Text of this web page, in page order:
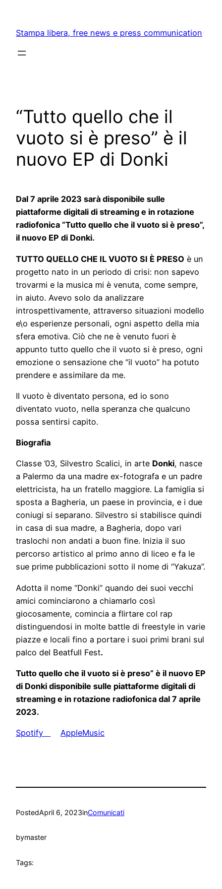
content
Stampa libera, free news e press communication
“Tutto quello che il
vuoto si è preso” è il
nuovo EP di Donki
Dal 7 aprile 2023 sarà disponibile sulle
piattaforme digitali di streaming e in rotazione
radiofonica “Tutto quello che il vuoto si è preso”,
il nuovo EP di Donki.
TUTTO QUELLO CHE IL VUOTO SI È PRESO è un
progetto nato in un periodo di crisi: non sapevo
trovarmi e la musica mi è venuta, come sempre,
in aiuto. Avevo solo da analizzare
introspettivamente, attraverso situazioni modello
e\o esperienze personali, ogni aspetto della mia
sfera emotiva. Ciò che ne è venuto fuori è
appunto tutto quello che il vuoto si è preso, ogni
emozione o sensazione che “il vuoto” ha potuto
prendere e assimilare da me.
Il vuoto è diventato persona, ed io sono
diventato vuoto, nella speranza che qualcuno
possa sentirsi capito.
Biografia
Classe ’03, Silvestro Scalici, in arte Donki, nasce
a Palermo da una madre ex-fotografa e un padre
elettricista, ha un fratello maggiore. La famiglia si
sposta a Bagheria, un paese in provincia, e i due
coniugi si separano. Silvestro si stabilisce quindi
in casa di sua madre, a Bagheria, dopo vari
traslochi non andati a buon fine. Inizia il suo
percorso artistico al primo anno di liceo e fa le
sue prime pubblicazioni sotto il nome di “Yakuza”.
Adotta il nome “Donki” quando dei suoi vecchi
amici cominciarono a chiamarlo così
giocosamente, comincia a flirtare col rap
distinguendosi in molte battle di freestyle in varie
piazze e locali fino a portare i suoi primi brani sul
palco del Beatfull Fest.
Tutto quello che il vuoto si è preso” è il nuovo EP
di Donki disponibile sulle piattaforme digitali di
streaming e in rotazione radiofonica dal 7 aprile
2023.
Spotify AppleMusic
PostedApril 6, 2023inComunicati
bymaster
Tags: